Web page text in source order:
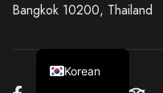
Bangkok 10200, Thailand
Korean
Chinese